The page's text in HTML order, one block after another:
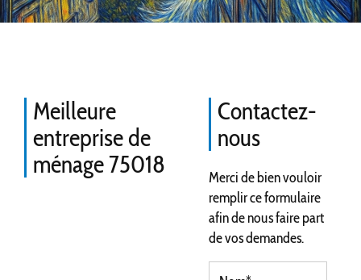
Meilleure
entreprise de
ménage 75018
Contactez-
nous
Merci de bien vouloir
remplir ce formulaire
afin de nous faire part
de vos demandes.